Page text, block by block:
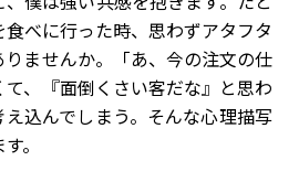
べに行った時、思わずアタフタ
りませんか。「あ、今の注文の仕
、『面倒くさい客だな』と思わ
込んでしまう。そんな心理描写
。